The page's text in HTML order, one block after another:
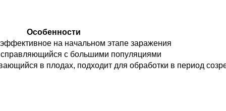
Особенности
на начальном этапе заражения
с большими популяциями
в плодах, подходит для обработки в период